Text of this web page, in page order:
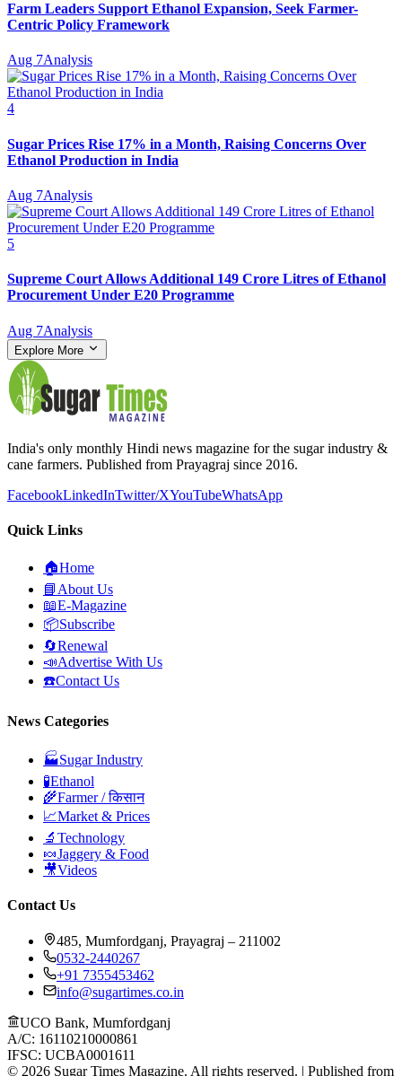
Farm Leaders Support Ethanol Expansion, Seek Farmer-
Centric Policy Framework
Aug 7Analysis
4
Sugar Prices Rise 17% in a Month, Raising Concerns Over
Ethanol Production in India
Aug 7Analysis
5
Supreme Court Allows Additional 149 Crore Litres of Ethanol
Procurement Under E20 Programme
Aug 7Analysis
Explore More
India's only monthly Hindi news magazine for the sugar industry &
cane farmers. Published from Prayagraj since 2016.
FacebookLinkedInTwitter/XYouTubeWhatsApp
Quick Links
🏠Home
📘 About Us
📖E-Magazine
📦Subscribe
🔄Renewal
📣Advertise With Us
☎️Contact Us
News Categories
🏭Sugar Industry
🧪Ethanol
🌾Farmer / किसान
📈Market & Prices
🔬 Technology
🍬Jaggery & Food
🎥Videos
Contact Us
485, Mumfordganj, Prayagraj – 211002
0532-2440267
+91 7355453462
info@sugartimes.co.in
UCO Bank, Mumfordganj
A/C: 16110210000861
IFSC: UCBA0001611
© 2026 Sugar Times Magazine. All rights reserved. | Published from